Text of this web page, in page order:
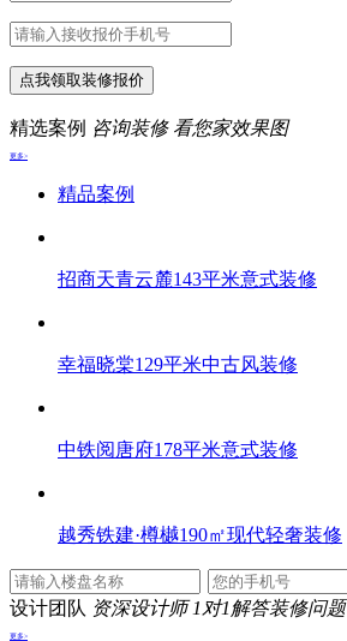
点我领取装修报价
精选案例 咨询装修 看您家效果图
更多>
精品案例
招商天青云麓143平米意式装修
幸福晓棠129平米中古风装修
中铁阅唐府178平米意式装修
越秀铁建·樽樾190㎡现代轻奢装修
设计团队 资深设计师 1对1解答装修问题
更多>